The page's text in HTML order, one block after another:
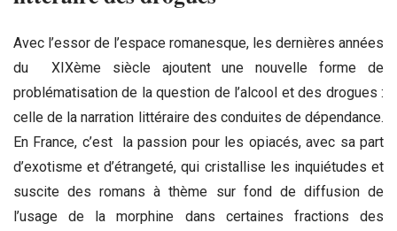
Avec l’essor de l’espace romanesque, les dernières années
du XIXème siècle ajoutent une nouvelle forme de
problématisation de la question de l’alcool et des drogues :
celle de la narration littéraire des conduites de dépendance.
En France, c’est la passion pour les opiacés, avec sa part
d’exotisme et d’étrangeté, qui cristallise les inquiétudes et
suscite des romans à thème sur fond de diffusion de
l’usage de la morphine dans certaines fractions des